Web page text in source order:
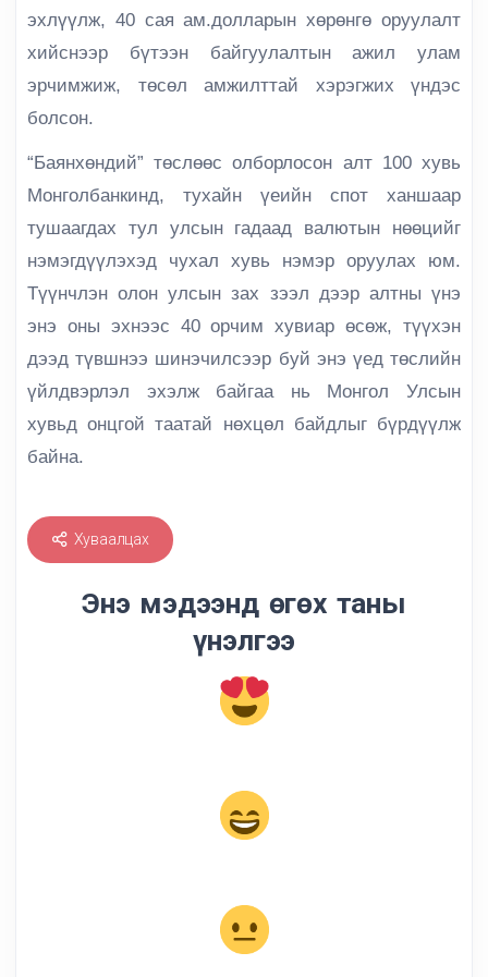
эхлүүлж, 40 сая ам.долларын хөрөнгө оруулалт
хийснээр бүтээн байгуулалтын ажил улам
эрчимжиж, төсөл амжилттай хэрэгжих үндэс
болсон.
“Баянхөндий” төслөөс олборлосон алт 100 хувь
Монголбанкинд, тухайн үеийн спот ханшаар
тушаагдах тул улсын гадаад валютын нөөцийг
нэмэгдүүлэхэд чухал хувь нэмэр оруулах юм.
Түүнчлэн олон улсын зах зээл дээр алтны үнэ
энэ оны эхнээс 40 орчим хувиар өсөж, түүхэн
дээд түвшнээ шинэчилсээр буй энэ үед төслийн
үйлдвэрлэл эхэлж байгаа нь Монгол Улсын
хувьд онцгой таатай нөхцөл байдлыг бүрдүүлж
байна.
Хуваалцах
Энэ мэдээнд өгөх таны
үнэлгээ